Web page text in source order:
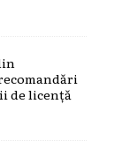
de licență